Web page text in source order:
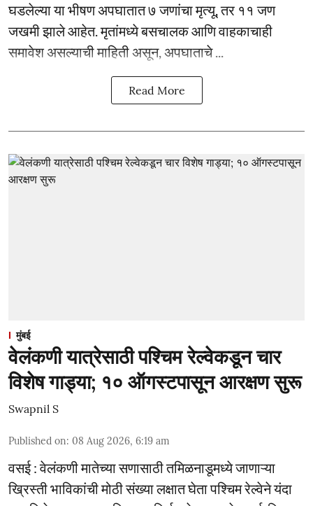
घडलेल्या या भीषण अपघातात ७ जणांचा मृत्यू, तर ११ जण
जखमी झाले आहेत. मृतांमध्ये बसचालक आणि वाहकाचाही
समावेश असल्याची माहिती असून, अपघाताचे ...
Read More
मुंबई
वेलंकणी यात्रेसाठी पश्चिम रेल्वेकडून चार
विशेष गाड्या; १० ऑगस्टपासून आरक्षण सुरू
Swapnil S
Published on: 08 Aug 2026, 6:19 am
वसई : वेलंकणी मातेच्या सणासाठी तमिळनाडूमध्ये जाणाऱ्या
ख्रिस्ती भाविकांची मोठी संख्या लक्षात घेता पश्चिम रेल्वेने यंदा